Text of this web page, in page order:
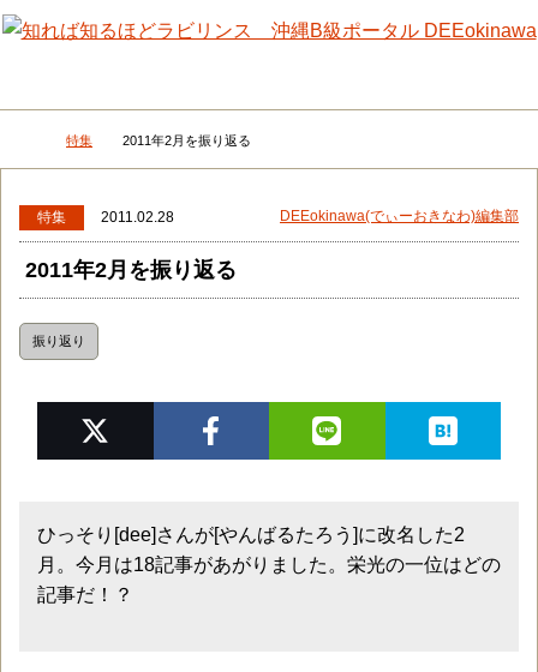
メニュー 検
DEEokinawaトップ
特集 2011年2月を振り返る
特集 2011.02.28 DEEokinawa(でぃーおきなわ)編集部
2011年2月を振り返る
振り返り
ひっそり[dee]さんが[やんばるたろう]に改名した2
月。今月は18記事があがりました。栄光の一位はどの
記事だ！？